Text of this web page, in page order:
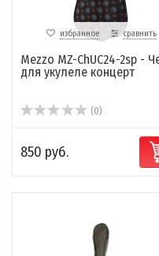
избранное сравнить
Mezzo MZ-ChUC24-2sp -
для укулеле концерт
(0)
850 руб.